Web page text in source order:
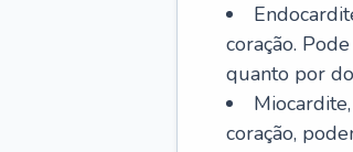
coração.
quanto por
coração,